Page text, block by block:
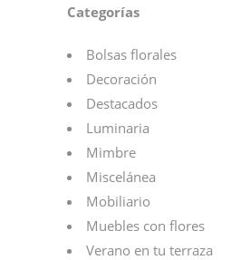
Categorías
Bolsas florales
Decoración
Destacados
Luminaria
Mimbre
Miscelánea
Mobiliario
Muebles con flores
Verano en tu terraza